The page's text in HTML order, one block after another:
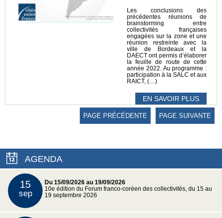
Les conclusions des
précédentes réunions de
brainstorming entre
collectivités françaises
engagées sur la zone et une
réunion restreinte avec la
ville de Bordeaux et la
DAECT ont permis d’élaborer
la feuille de route de cette
année 2022. Au programme :
participation à la SALC et aux
RAICT, (…)
EN SAVOIR PLUS
PAGE PRÉCÉDENTE PAGE SUIVANTE
AGENDA
15
sep
Du 15/09/2026 au 19/09/2026
10e édition du Forum franco-coréen des collectivités, du 15 au
19 septembre 2026